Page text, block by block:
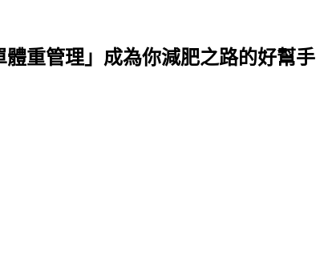
重管理」成為你減肥之路的好幫手